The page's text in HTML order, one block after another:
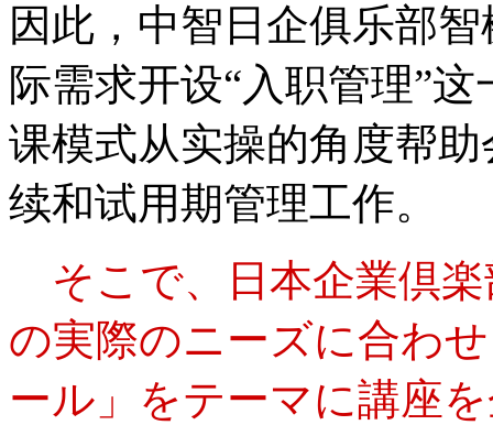
因此，中智日企俱乐部
际需求开设“入职管理”
课模式从实操的角度帮
续和试用期管理工作。
そこで、日本企業倶
の実際のニーズに合わ
ール」をテーマに講座